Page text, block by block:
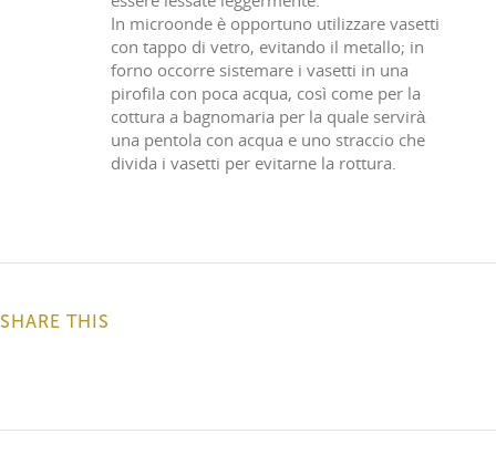
In microonde è opportuno utilizzare vasetti
con tappo di vetro, evitando il metallo; in
forno occorre sistemare i vasetti in una
pirofila con poca acqua, così come per la
cottura a bagnomaria per la quale servirà
una pentola con acqua e uno straccio che
divida i vasetti per evitarne la rottura.
SHARE THIS